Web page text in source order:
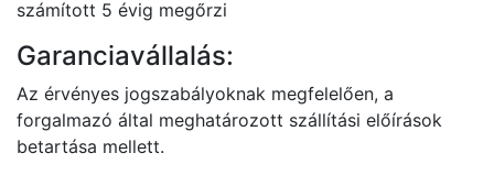
számított 5 évig megőrzi
Garanciavállalás:
Az érvényes jogszabályoknak megfelelően, a
forgalmazó által meghatározott szállítási előírások
betartása mellett.